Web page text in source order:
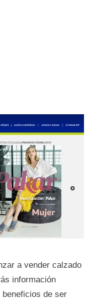
a vender calzado
información
de ser